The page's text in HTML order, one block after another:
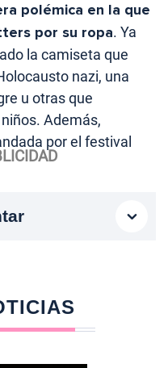
polémica en la que
por su ropa. Ya
la camiseta que
nazi, una
u otras que
Además,
por el festival